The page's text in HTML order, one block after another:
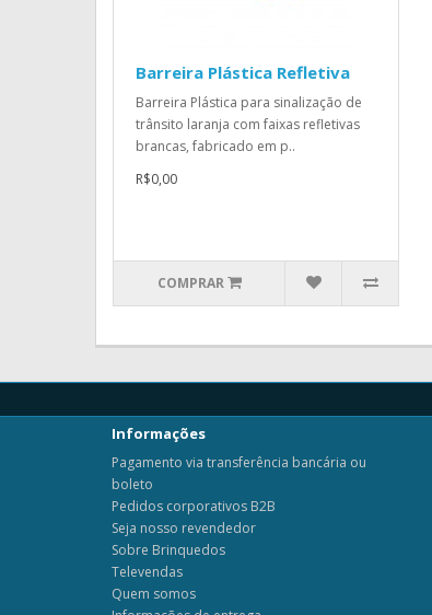
Barreira Plástica Refletiva
Barreira Plástica para sinalização de
trânsito laranja com faixas refletivas
brancas, fabricado em p..
R$0,00
COMPRAR
Informações
Pagamento via transferência bancária ou
boleto
Pedidos corporativos B2B
Seja nosso revendedor
Sobre Brinquedos
Televendas
Quem somos